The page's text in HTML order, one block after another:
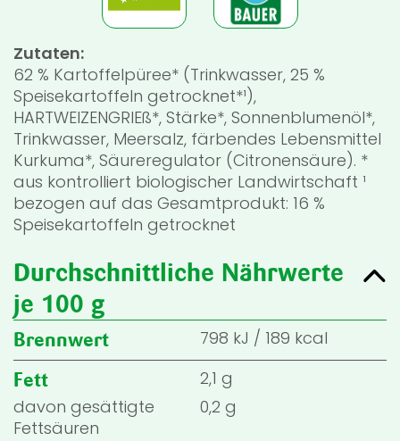
Zutaten:
62 % Kartoffelpüree* (Trinkwasser, 25 %
Speisekartoffeln getrocknet*¹),
HARTWEIZENGRIEß*, Stärke*, Sonnenblumenöl*,
Trinkwasser, Meersalz, färbendes Lebensmittel
Kurkuma*, Säureregulator (Citronensäure). *
aus kontrolliert biologischer Landwirtschaft ¹
bezogen auf das Gesamtprodukt: 16 %
Speisekartoffeln getrocknet
Durchschnittliche Nährwerte
je 100 g
Brennwert 798 kJ / 189 kcal
Fett
2,1 g
davon gesättigte
Fettsäuren
0,2 g